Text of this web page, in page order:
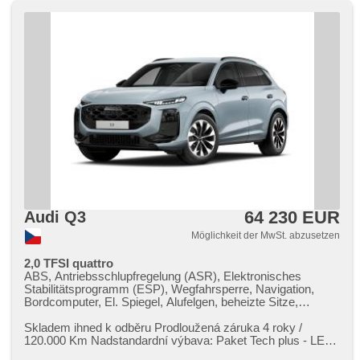
Audi Q3 64 230 EUR
Möglichkeit der MwSt. abzusetzen
2,0 TFSI quattro
ABS, Antriebsschlupfregelung (ASR), Elektronisches
Stabilitätsprogramm (ESP), Wegfahrsperre, Navigation,
Bordcomputer, El. Spiegel, Alufelgen, beheizte Sitze,
Scheiben, hands free, Anhängerkupplung, Autoradio, El.
Seitenscheiben, Brems-Assistent, Sportsitze,
Skladem ihned k odběru Prodloužená záruka 4 roky /
120.000 Km Nadstandardní výbava: Paket Tech plus ​- LED